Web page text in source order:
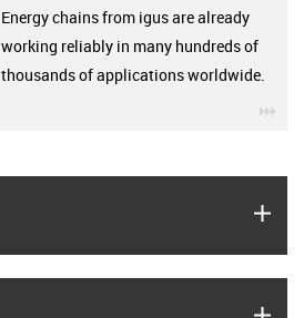
Energy chains from igus are already
working reliably in many hundreds of
thousands of applications worldwide.